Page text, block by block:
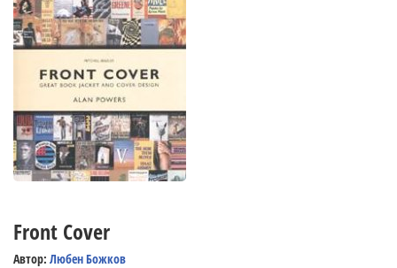
Front Cover
Автор: Любен Божков